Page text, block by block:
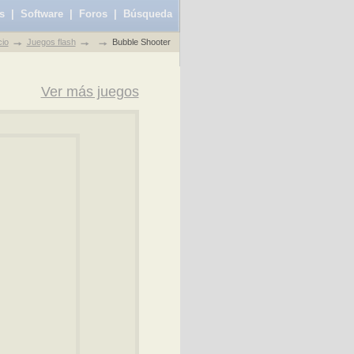
| Software| Foros| Búsqueda
Juegos flash Bubble Shooter
Ver más juegos